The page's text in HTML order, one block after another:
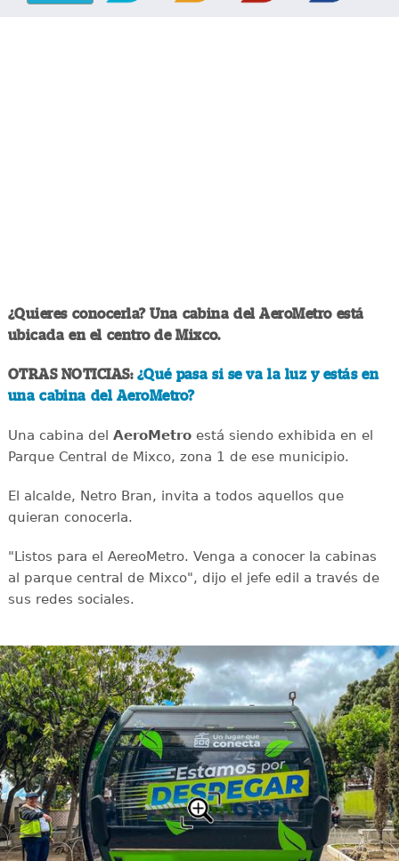
¿Quieres conocerla? Una cabina del AeroMetro está
ubicada en el centro de Mixco.
OTRAS NOTICIAS: ¿Qué pasa si se va la luz y estás en
una cabina del AeroMetro?
Una cabina del AeroMetroestá siendo exhibida en el
Parque Central de Mixco, zona 1 de ese municipio.
El alcalde, Netro Bran, invita a todos aquellos que
quieran conocerla.
"Listos para el AereoMetro. Venga a conocer la cabinas
al parque central de Mixco", dijo el jefe edil a través de
sus redes sociales.